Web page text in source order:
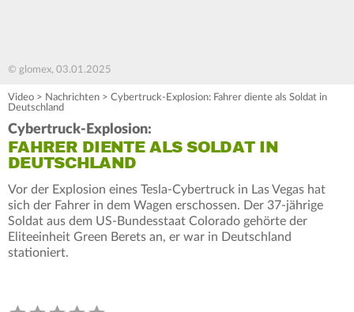
© glomex, 03.01.2025
Video > Nachrichten > Cybertruck-Explosion: Fahrer diente als Soldat in
Deutschland
Cybertruck-Explosion:
FAHRER DIENTE ALS SOLDAT IN
DEUTSCHLAND
Vor der Explosion eines Tesla-Cybertruck in Las Vegas hat
sich der Fahrer in dem Wagen erschossen. Der 37-jährige
Soldat aus dem US-Bundesstaat Colorado gehörte der
Eliteeinheit Green Berets an, er war in Deutschland
stationiert.